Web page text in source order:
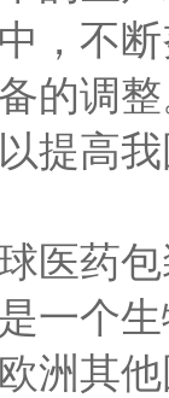
，不
的调
提高
医药
一个
洲其